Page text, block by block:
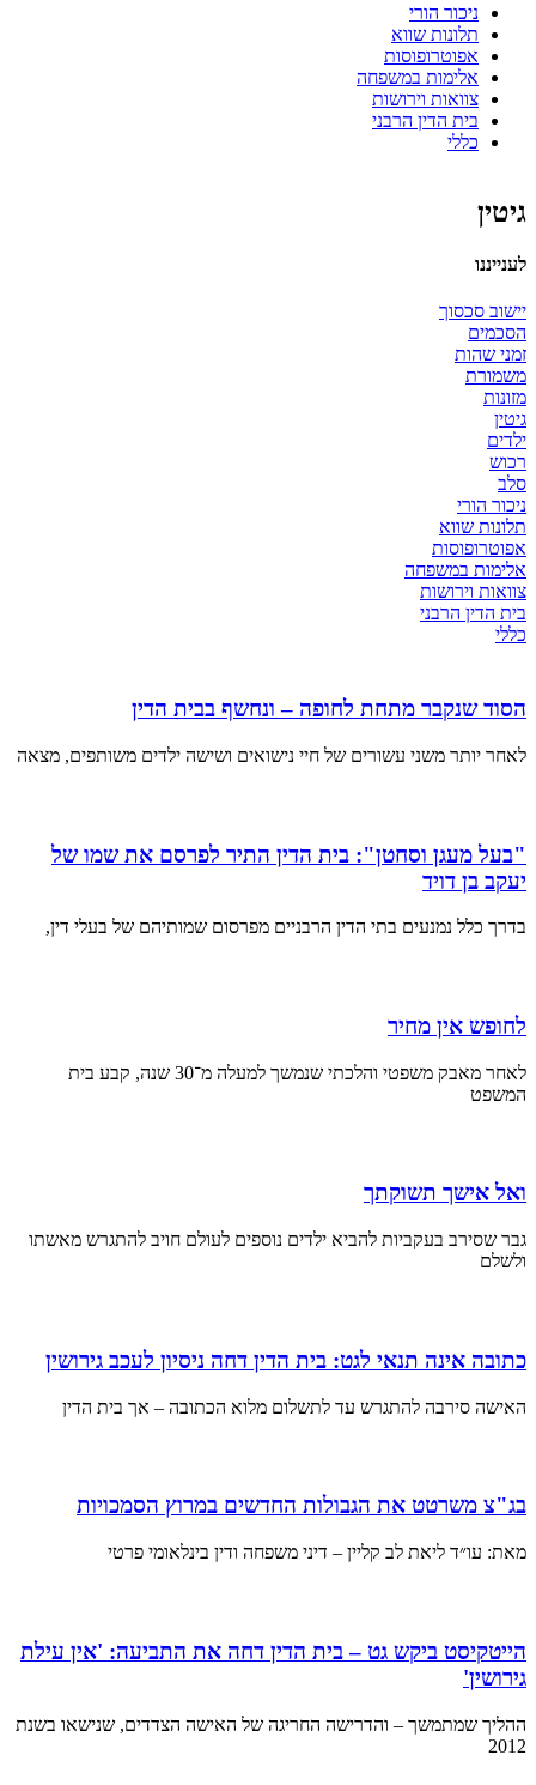
ניכור הורי
תלונות שווא
אפוטרופוסות
אלימות במשפחה
צוואות וירושות
בית הדין הרבני
כללי
גיטין
לענייננו
יישוב סכסוך
הסכמים
זמני שהות
משמורת
מזונות
גיטין
ילדים
רכוש
סלב
ניכור הורי
תלונות שווא
אפוטרופוסות
אלימות במשפחה
צוואות וירושות
בית הדין הרבני
כללי
הסוד שנקבר מתחת לחופה – ונחשף בבית הדין
לאחר יותר משני עשורים של חיי נישואים ושישה ילדים משותפים, מצאה
"בעל מעגן וסחטן": בית הדין התיר לפרסם את שמו של
יעקב בן דויד
בדרך כלל נמנעים בתי הדין הרבניים מפרסום שמותיהם של בעלי דין,
לחופש אין מחיר
לאחר מאבק משפטי והלכתי שנמשך למעלה מ־30 שנה, קבע בית
המשפט
ואל אישך תשוקתך
גבר שסירב בעקביות להביא ילדים נוספים לעולם חויב להתגרש מאשתו
ולשלם
כתובה אינה תנאי לגט: בית הדין דחה ניסיון לעכב גירושין
האישה סירבה להתגרש עד לתשלום מלוא הכתובה – אך בית הדין
בג"צ משרטט את הגבולות החדשים במרוץ הסמכויות
מאת: עו״ד ליאת לב קליין – דיני משפחה ודין בינלאומי פרטי
הייטקיסט ביקש גט – בית הדין דחה את התביעה: 'אין עילת
גירושין'
ההליך שמתמשך – והדרישה החריגה של האישה הצדדים, שנישאו בשנת
2012